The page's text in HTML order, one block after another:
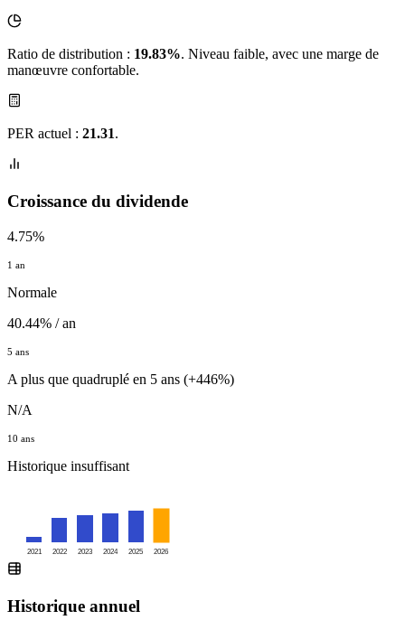
Ratio de distribution : 19.83%. Niveau faible, avec une marge de
manœuvre confortable.
PER actuel : 21.31.
Croissance du dividende
4.75%
1 an
Normale
40.44% / an
5 ans
A plus que quadruplé en 5 ans (+446%)
N/A
10 ans
Historique insuffisant
2021 2022 2023 2024 2025 2026
Historique annuel